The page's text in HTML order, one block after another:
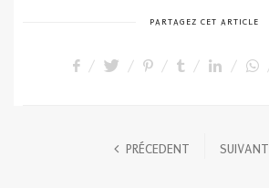
PARTAGEZ CET ARTICLE
PRÉCEDENT SUIVANT